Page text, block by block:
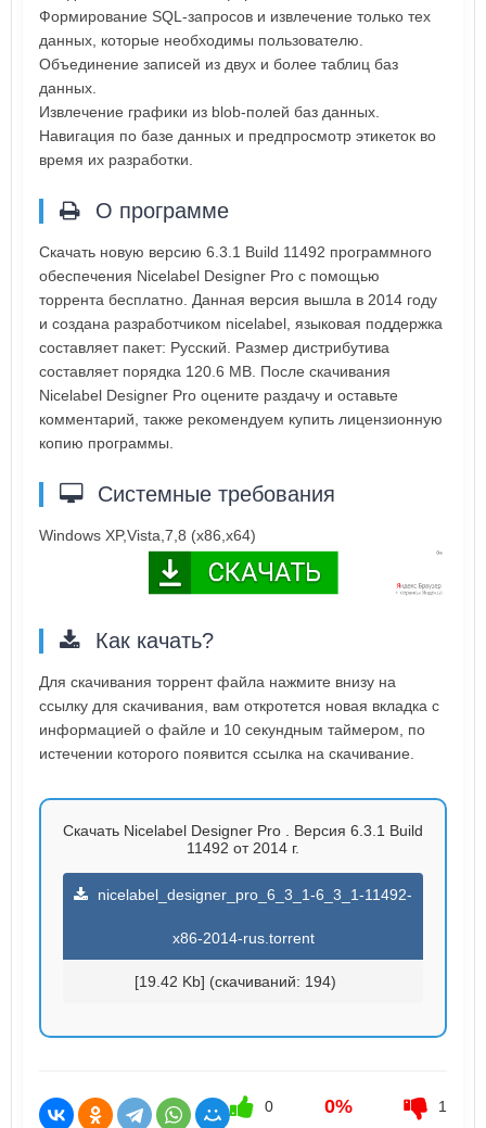
Формирование SQL-запросов и извлечение только тех
данных, которые необходимы пользователю.
Объединение записей из двух и более таблиц баз
данных.
Извлечение графики из blob-полей баз данных.
Навигация по базе данных и предпросмотр этикеток во
время их разработки.
О программе
Скачать новую версию 6.3.1 Build 11492 программного
обеспечения Nicelabel Designer Pro с помощью
торрента бесплатно. Данная версия вышла в 2014 году
и создана разработчиком nicelabel, языковая поддержка
составляет пакет: Русский. Размер дистрибутива
составляет порядка 120.6 MB. После скачивания
Nicelabel Designer Pro оцените раздачу и оставьте
комментарий, также рекомендуем купить лицензионную
копию программы.
Системные требования
Windows XP,Vista,7,8 (x86,x64)
Как качать?
Для скачивания торрент файла нажмите внизу на
ссылку для скачивания, вам откротется новая вкладка с
информацией о файле и 10 секундным таймером, по
истечении которого появится ссылка на скачивание.
Скачать Nicelabel Designer Pro . Версия 6.3.1 Build
11492 от 2014 г.
nicelabel_designer_pro_6_3_1-6_3_1-11492-
x86-2014-rus.torrent
[19.42 Kb] (cкачиваний: 194)
0 0% 1